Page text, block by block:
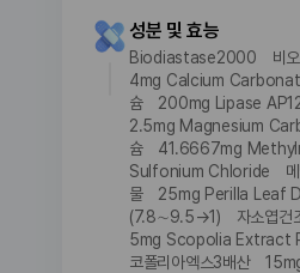
성분 및 효능
Biodiastase2000 비오
4mg Calcium
슘 200mg Lipase
2.5mg Magnesium
슘 41.6667mg
Sulfonium Chloride 메
물 25mg Perilla Leaf
(7.8∼9.5→1) 자소엽건
5mg Scopolia Extract
코폴리아엑스3배산